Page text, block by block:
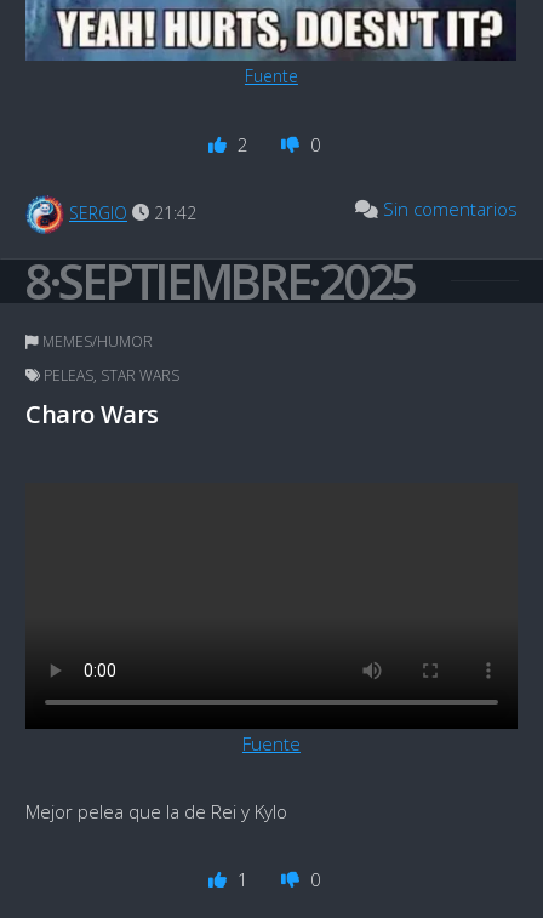
Fuente
2 0
SERGIO 21:42 Sin comentarios
8·SEPTIEMBRE·2025
MEMES/HUMOR
PELEAS, STAR WARS
Charo Wars
Fuente
Mejor pelea que la de Rei y Kylo
1 0